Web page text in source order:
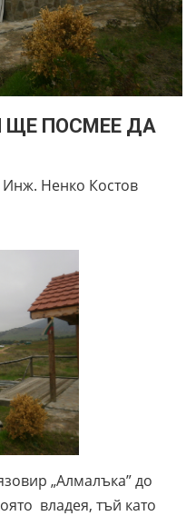
ДА
Костов
„Алмалъка” до
владея, тъй като